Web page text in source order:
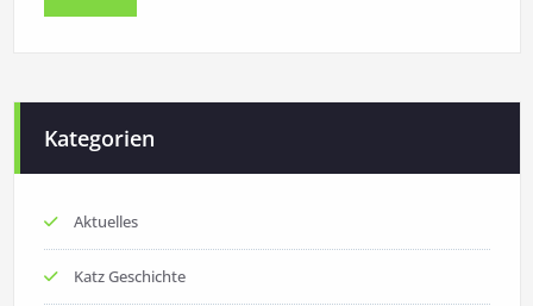
Kategorien
Aktuelles
Katz Geschichte